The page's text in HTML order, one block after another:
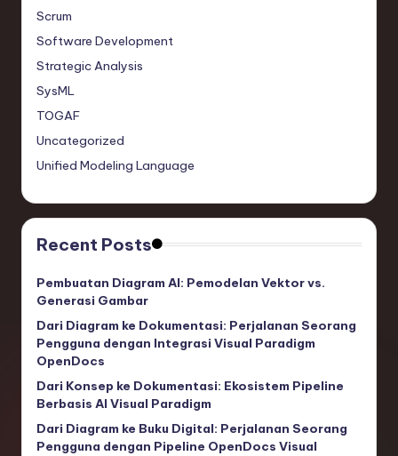
Scrum
Software Development
Strategic Analysis
SysML
TOGAF
Uncategorized
Unified Modeling Language
Recent Posts
Pembuatan Diagram AI: Pemodelan Vektor vs.
Generasi Gambar
Dari Diagram ke Dokumentasi: Perjalanan Seorang
Pengguna dengan Integrasi Visual Paradigm
OpenDocs
Dari Konsep ke Dokumentasi: Ekosistem Pipeline
Berbasis AI Visual Paradigm
Dari Diagram ke Buku Digital: Perjalanan Seorang
Pengguna dengan Pipeline OpenDocs Visual